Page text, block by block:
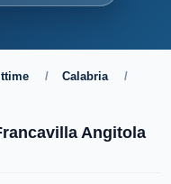
/ Calabria
/
Angitola